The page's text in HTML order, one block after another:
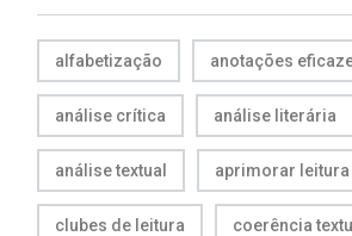
alfabetização anotações
análise crítica análise literária
análise textual aprimorar leitura
clubes de leitura coerência